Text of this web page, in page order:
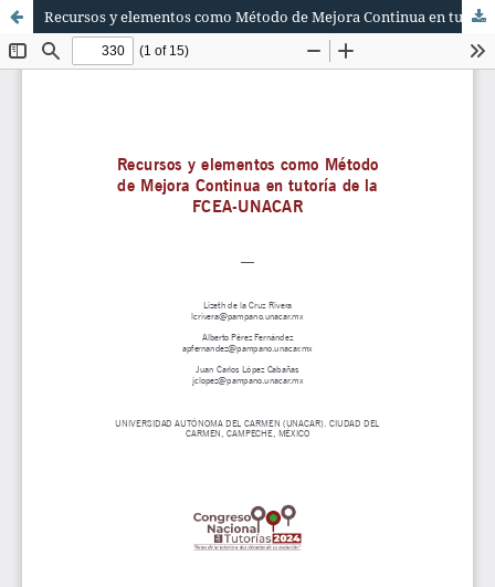
Recursos y elementos como Método de Mejora Continua en tutoría de la FCEA-UNACAR